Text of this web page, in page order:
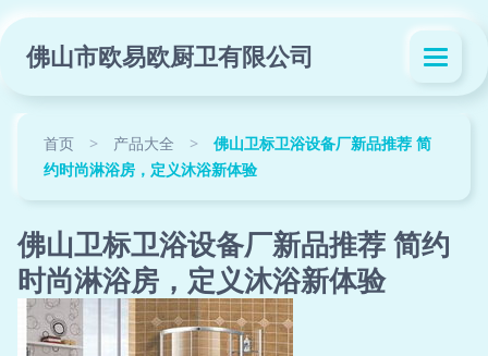
佛山市欧易欧厨卫有限公司
首页 > 产品大全 >
佛山卫标卫浴设备厂新品推荐 简
约时尚淋浴房，定义沐浴新体验
佛山卫标卫浴设备厂新品推荐 简约
时尚淋浴房，定义沐浴新体验